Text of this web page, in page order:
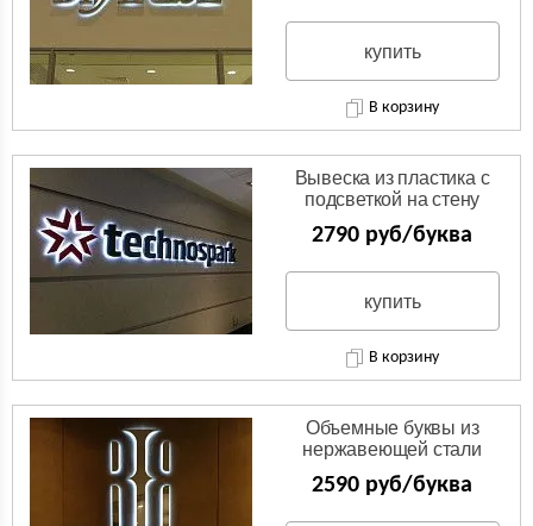
купить
В корзину
Вывеска из пластика с
подсветкой на стену
2790 руб/буква
купить
В корзину
Объемные буквы из
нержавеющей стали
2590 руб/буква